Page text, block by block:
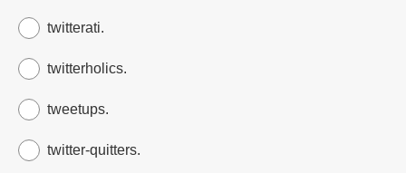
twitterati.
twitterholics.
tweetups.
twitter-quitters.